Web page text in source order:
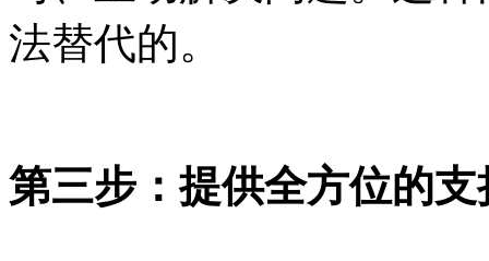
法替代的。
第三步：提供全方位的支